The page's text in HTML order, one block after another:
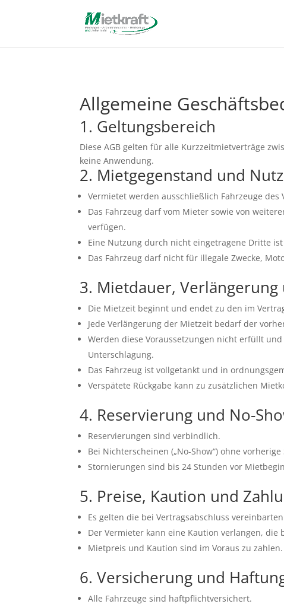
Allgemeine
1. Geltungsbereich
Diese AGB gelten für alle Kurzzeitmietverträge
keine Anwendung.
2. Mietgegenstand und
Vermietet werden ausschließlich Fahrzeuge des
Das Fahrzeug darf vom Mieter sowie von
verfügen.
Eine Nutzung durch nicht eingetragene Dritte
Das Fahrzeug darf nicht für illegale Zwecke,
3. Mietdauer, Verlängerung
Die Mietzeit beginnt und endet zu den im
Jede Verlängerung der Mietzeit bedarf der
Werden diese Voraussetzungen nicht erfüllt
Unterschlagung.
Das Fahrzeug ist vollgetankt und in
Verspätete Rückgabe kann zu zusätzlichen
4. Reservierung und No-
Reservierungen sind verbindlich.
Bei Nichterscheinen („No-Show“) ohne
Stornierungen sind bis 24 Stunden vor
5. Preise, Kaution und
Es gelten die bei Vertragsabschluss
Der Vermieter kann eine Kaution verlangen,
Mietpreis und Kaution sind im Voraus zu zahlen.
6. Versicherung und
Alle Fahrzeuge sind haftpflichtversichert.